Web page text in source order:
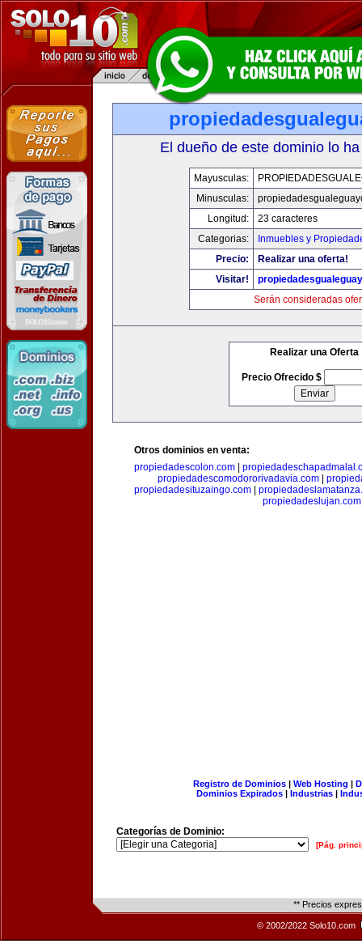
El dueño de este dominio lo
Mayusculas:
Minusculas:
Longitud:
23 caracteres
Categorias:
Inmuebles y
Precio:
Realizar una oferta!
Visitar!
Serán consideradas
Realizar una Oferta
Precio Ofrecido $
Otros dominios en venta:
propiedadescolon.com
propiedadescomodororivadavia.com
propiedadesituzaingo.com
propiedadeslujan.com
Registro de Dominios| Web Hosting |
Dominios Expirados | Industrias |
Categorías de Dominio:
[Pág.
** Precios
© 2002/2022 Solo10.com